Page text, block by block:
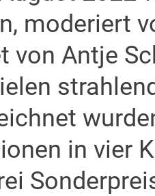
moderiert
von Antje
in vier